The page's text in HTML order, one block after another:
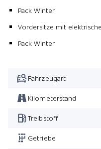
Pack Winter
Vordersitze mit
Pack Winter
Fahrzeugart
Kilometerstand
Treibstoff
Getriebe